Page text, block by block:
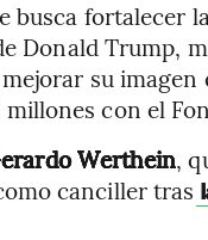
busca fortalecer
Donald Trump,
su
con el
Werthein,
canciller tras